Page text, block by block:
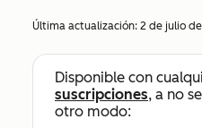
Última actualización: 2 de julio
Disponible con
suscripciones, a no
otro modo: